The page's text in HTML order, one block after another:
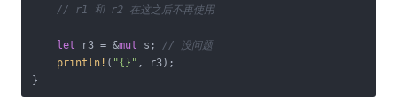
// r1 和 r2 在这之后不再使用
let r3 = &mut s; // 没问题
println! ( "{}" , r3);
}